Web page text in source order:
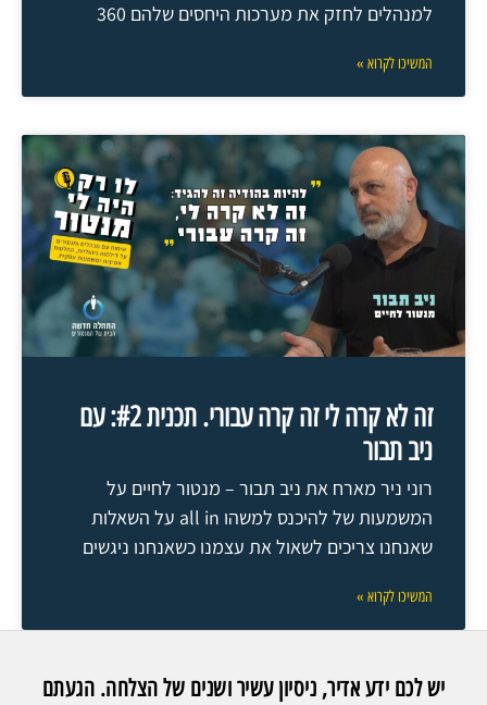
למנהלים לחזק את מערכות היחסים שלהם 360
המשיכו לקרוא »
זה לא קרה לי זה קרה עבורי. תכנית #2: עם
ניב תבור
רוני ניר מארח את ניב תבור – מנטור לחיים על
המשמעות של להיכנס למשהו all in על השאלות
שאנחנו צריכים לשאול את עצמנו כשאנחנו ניגשים
המשיכו לקרוא »
יש לכם ידע אדיר, ניסיון עשיר ושנים של הצלחה. הגעתם